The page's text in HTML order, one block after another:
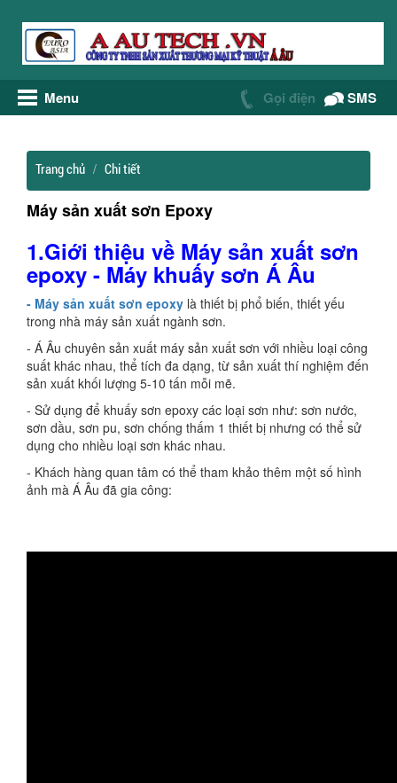
Menu Gọi điện SMS
Trang chủ Chi tiết
Máy sản xuất sơn Epoxy
1.Giới thiệu về Máy sản xuất sơn
epoxy - Máy khuấy sơn Á Âu
- Máy sản xuất sơn epoxy là thiết bị phổ biến, thiết yếu
trong nhà máy sản xuất ngành sơn.
- Á Âu chuyên sản xuất máy sản xuất sơn với nhiều loại công
suất khác nhau, thể tích đa dạng, từ sản xuất thí nghiệm đến
sản xuất khối lượng 5-10 tấn mỗi mẽ.
- Sử dụng để khuấy sơn epoxy các loại sơn như: sơn nước,
sơn dầu, sơn pu, sơn chống thấm 1 thiết bị nhưng có thể sử
dụng cho nhiều loại sơn khác nhau.
- Khách hàng quan tâm có thể tham khảo thêm một số hình
ảnh mà Á Âu đã gia công: